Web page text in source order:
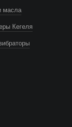
масла
Кегеля